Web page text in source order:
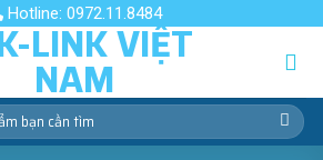
Hotline: 0972.11.8484